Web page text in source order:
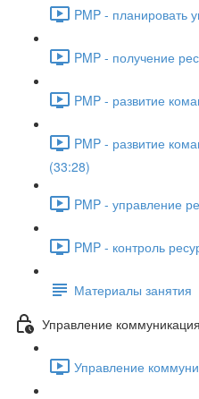
PMP - планировать
PMP - получение
PMP - развитие
PMP - развитие
(33:28)
PMP - управление
PMP - контроль
Материалы занятия
Управление
Управление